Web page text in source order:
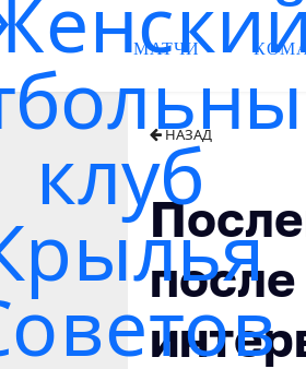
МАТЧИ
НАЗАД